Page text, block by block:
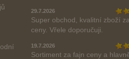
29.7.2026
Super obchod, kvalitní zboží
ceny. Vřele doporučuji.
19.7.2026
Sortiment za fajn ceny a